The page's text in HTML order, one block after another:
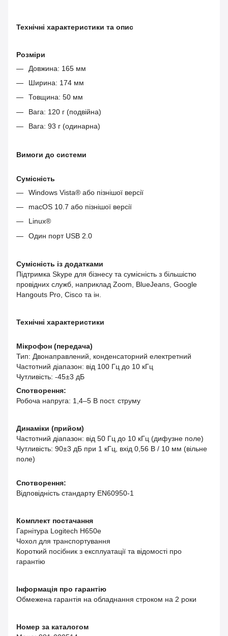
Технічні характеристики та опис
Розміри
Довжина: 165 мм
Ширина: 174 мм
Товщина: 50 мм
Вага: 120 г (подвійна)
Вага: 93 г (одинарна)
Вимоги до системи
Сумісність
Windows Vista® або пізнішої версії
macOS 10.7 або пізнішої версії
Linux®
Один порт USB 2.0
Сумісність із додатками
Підтримка Skype для бізнесу та сумісність з більшістю
провідних служб, наприклад Zoom, BlueJeans, Google
Hangouts Pro, Cisco та ін.
Технічні характеристики
Мікрофон (передача)
Тип: Двонаправлений, конденсаторний електретний
Частотний діапазон: від 100 Гц до 10 кГц
Чутливість: -45±3 дБ
Спотворення:
Робоча напруга: 1,4–5 В пост. струму
Динаміки (прийом)
Частотний діапазон: від 50 Гц до 10 кГц (дифузне поле)
Чутливість: 90±3 дБ при 1 кГц, вхід 0,56 В / 10 мм (вільне
поле)
Спотворення:
Відповідність стандарту EN60950-1
Комплект постачання
Гарнітура Logitech H650e
Чохол для транспортування
Короткий посібник з експлуатації та відомості про
гарантію
Інформація про гарантію
Обмежена гарантія на обладнання строком на 2 роки
Номер за каталогом